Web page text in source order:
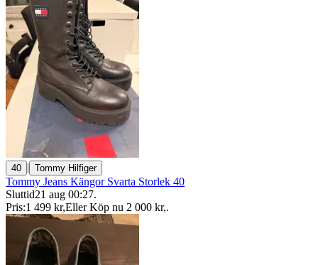
40 | Tommy Hilfiger
Tommy Jeans Kängor Svarta Storlek 40
Sluttid21 aug 00:27.
Pris:1 499 kr,Eller Köp nu 2 000 kr,.